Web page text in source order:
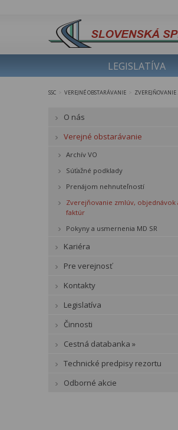
LEGISLATÍVA
SSC VEREJNÉ OBSTARÁVANIE
O nás
Verejné obstarávanie
Archív VO
Súťažné podklady
Prenájom nehnuteľností
Zverejňovanie zmlúv, objednávok
faktúr
Pokyny a usmernenia MD SR
Kariéra
Pre verejnosť
Kontakty
Legislatíva
Činnosti
Cestná databanka »
Technické predpisy rezortu
Odborné akcie